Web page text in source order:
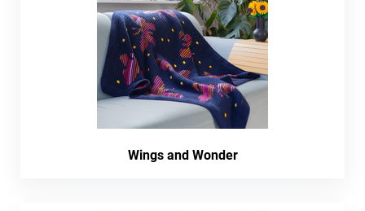
Wings and Wonder